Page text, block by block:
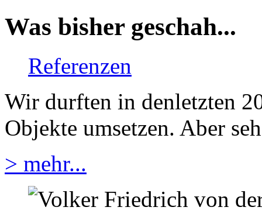
Was bisher geschah...
Referenzen
Wir durften in denletzten
Objekte umsetzen. Aber
> mehr...